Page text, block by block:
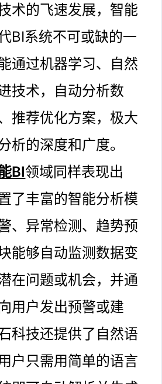
术的飞速发展，智能
BI系统不可或缺的一
通过机器学习、自然
技术，自动分析数
推荐优化方案，极大
析的深度和广度。
BI领域同样表现出
了丰富的智能分析模
、异常检测、趋势预
能够自动监测数据变
在问题或机会，并通
用户发出预警或建
科技还提供了自然语
户只需用简单的语言